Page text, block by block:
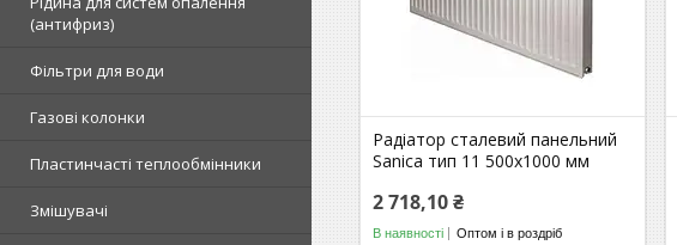
(антифриз)
Фільтри для води
Газові колонки
Пластинчасті теплообмінники
Змішувачі
Радіатор сталевий панельний
Sanica тип 11 500х1000 мм
2 718,10 ₴
В наявності Оптом і в роздріб